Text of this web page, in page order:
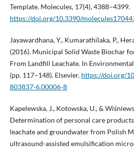
Template. Molecules, 17(4), 4388–4399.
https://doi.org/10.3390/
Jayawardhana, Y., Kumarathilaka, P.,
(2016). Municipal Solid Waste Biochar
From Landfill Leachate. In
(pp. 117–148). Elsevier. https://doi.org/
803837-6.00006-8
Kapelewska, J., Kotowska, U., &
Determination of personal care
leachate and groundwater from Polish
ultrasound-assisted emulsification